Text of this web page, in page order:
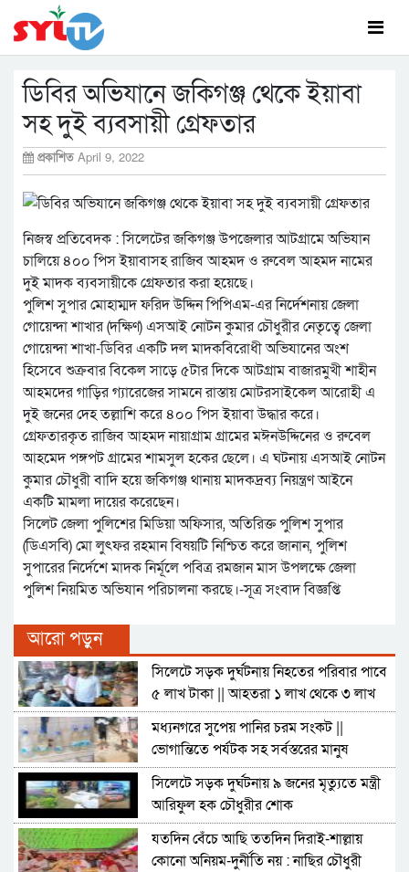
ডিবির অভিযানে জকিগঞ্জ থেকে ইয়াবা
সহ দুই ব্যবসায়ী গ্রেফতার
প্রকাশিত April 9, 2022
নিজস্ব প্রতিবেদক : সিলেটের জকিগঞ্জ উপজেলার আটগ্রামে অভিযান
চালিয়ে ৪০০ পিস ইয়াবাসহ রাজিব আহমদ ও রুবেল আহমদ নামের
দুই মাদক ব্যবসায়ীকে গ্রেফতার করা হয়েছে।
পুলিশ সুপার মোহাম্মদ ফরিদ উদ্দিন পিপিএম-এর নির্দেশনায় জেলা
গোয়েন্দা শাখার (দক্ষিণ) এসআই নোটন কুমার চৌধুরীর নেতৃত্বে জেলা
গোয়েন্দা শাখা-ডিবির একটি দল মাদকবিরোধী অভিযানের অংশ
হিসেবে শুক্রবার বিকেল সাড়ে ৫টার দিকে আটগ্রাম বাজারমুখী শাহীন
আহমদের গাড়ির গ্যারেজের সামনে রাস্তায় মোটরসাইকেল আরোহী এ
দুই জনের দেহ তল্লাশি করে ৪০০ পিস ইয়াবা উদ্ধার করে।
গ্রেফতারকৃত রাজিব আহমদ নায়াগ্রাম গ্রামের মঈনউদ্দিনের ও রুবেল
আহমেদ পঙ্গপট গ্রামের শামসুল হকের ছেলে। এ ঘটনায় এসআই নোটন
কুমার চৌধুরী বাদি হয়ে জকিগঞ্জ থানায় মাদকদ্রব্য নিয়ন্ত্রণ আইনে
একটি মামলা দায়ের করেছেন।
সিলেট জেলা পুলিশের মিডিয়া অফিসার, অতিরিক্ত পুলিশ সুপার
(ডিএসবি) মো লুৎফর রহমান বিষয়টি নিশ্চিত করে জানান, পুলিশ
সুপারের নির্দেশে মাদক নির্মূলে পবিত্র রমজান মাস উপলক্ষে জেলা
পুলিশ নিয়মিত অভিযান পরিচালনা করছে।-সূত্র সংবাদ বিজ্ঞপ্তি
আরো পড়ুন
সিলেটে সড়ক দুর্ঘটনায় নিহতের পরিবার পাবে
৫ লাখ টাকা || আহতরা ১ লাখ থেকে ৩ লাখ
মধ্যনগরে সুপেয় পানির চরম সংকট ||
ভোগান্তিতে পর্যটক সহ সর্বস্তরের মানুষ
সিলেটে সড়ক দুর্ঘটনায় ৯ জনের মৃত্যুতে মন্ত্রী
আরিফুল হক চৌধুরীর শোক
যতদিন বেঁচে আছি ততদিন দিরাই-শাল্লায়
কোনো অনিয়ম-দুর্নীতি নয় : নাছির চৌধুরী